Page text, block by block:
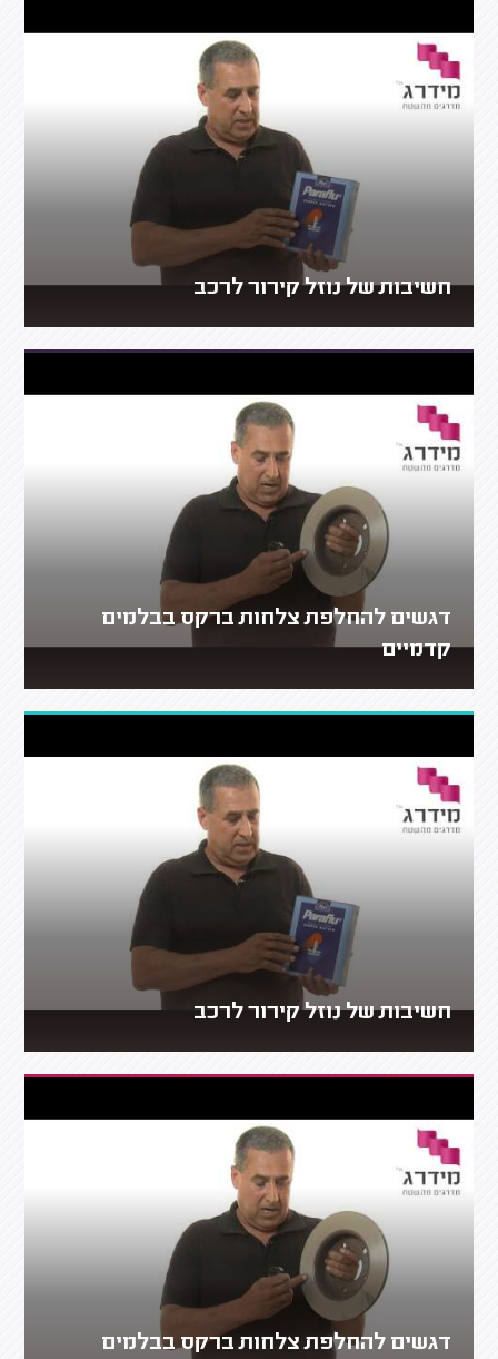
חשיבות של נוזל קירור לרכב
דגשים להחלפת צלחות ברקס בבלמים
קדמיים
חשיבות של נוזל קירור לרכב
דגשים להחלפת צלחות ברקס בבלמים